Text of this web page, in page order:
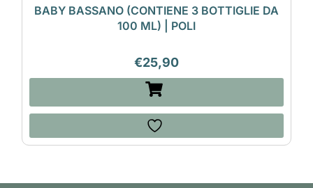
BABY BASSANO (CONTIENE 3 BOTTIGLIE DA
100 ML) | POLI
€25,90